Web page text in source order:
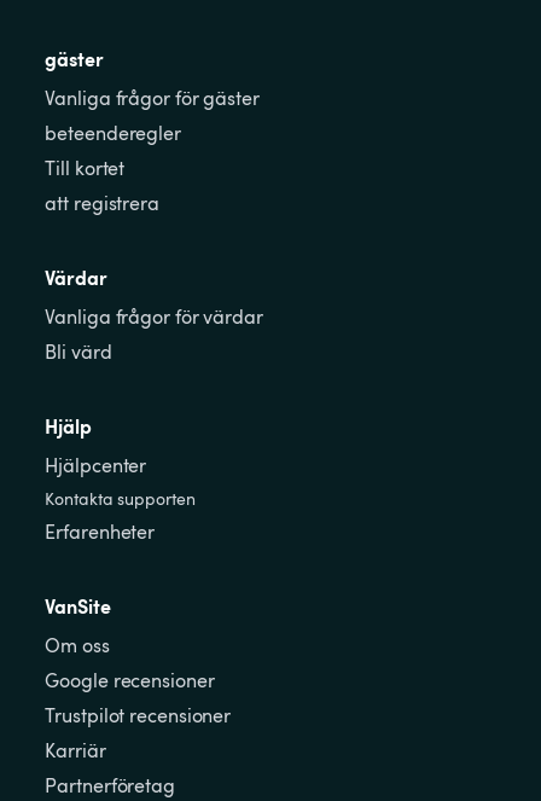
gäster
Vanliga frågor för gäster
beteenderegler
Till kortet
att registrera
Värdar
Vanliga frågor för värdar
Bli värd
Hjälp
Hjälpcenter
Kontakta supporten
Erfarenheter
VanSite
Om oss
Google recensioner
Trustpilot recensioner
Karriär
Partnerföretag